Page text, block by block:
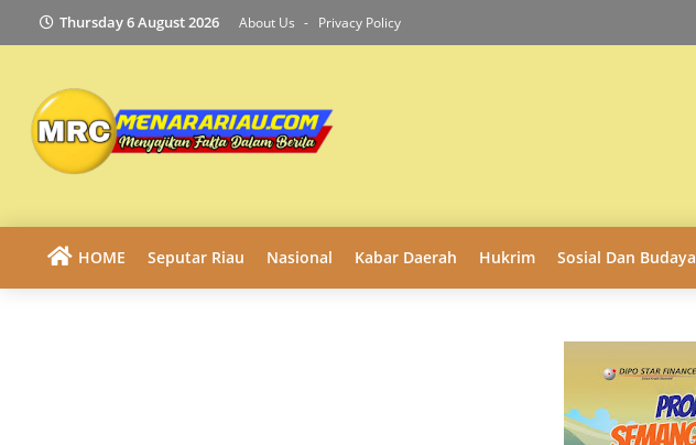
Thursday 6 August 2026 About Us Privacy Policy
HOME Seputar Riau Nasional Kabar Daerah Hukrim Sosial Dan Budaya